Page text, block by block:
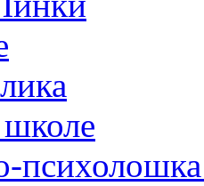
школе
психолошка